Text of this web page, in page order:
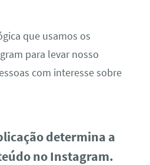
que usamos os
para levar nosso
com interesse sobre
determina a
no Instagram.